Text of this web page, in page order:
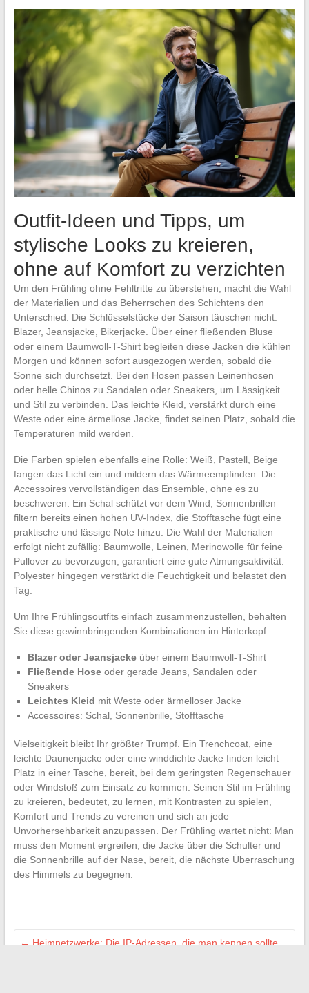
Outfit-Ideen und Tipps, um
stylische Looks zu kreieren,
ohne auf Komfort zu verzichten
Um den Frühling ohne Fehltritte zu überstehen, macht die Wahl
der Materialien und das Beherrschen des Schichtens den
Unterschied. Die Schlüsselstücke der Saison täuschen nicht:
Blazer, Jeansjacke, Bikerjacke. Über einer fließenden Bluse
oder einem Baumwoll-T-Shirt begleiten diese Jacken die kühlen
Morgen und können sofort ausgezogen werden, sobald die
Sonne sich durchsetzt. Bei den Hosen passen Leinenhosen
oder helle Chinos zu Sandalen oder Sneakers, um Lässigkeit
und Stil zu verbinden. Das leichte Kleid, verstärkt durch eine
Weste oder eine ärmellose Jacke, findet seinen Platz, sobald die
Temperaturen mild werden.
Die Farben spielen ebenfalls eine Rolle: Weiß, Pastell, Beige
fangen das Licht ein und mildern das Wärmeempfinden. Die
Accessoires vervollständigen das Ensemble, ohne es zu
beschweren: Ein Schal schützt vor dem Wind, Sonnenbrillen
filtern bereits einen hohen UV-Index, die Stofftasche fügt eine
praktische und lässige Note hinzu. Die Wahl der Materialien
erfolgt nicht zufällig: Baumwolle, Leinen, Merinowolle für feine
Pullover zu bevorzugen, garantiert eine gute Atmungsaktivität.
Polyester hingegen verstärkt die Feuchtigkeit und belastet den
Tag.
Um Ihre Frühlingsoutfits einfach zusammenzustellen, behalten
Sie diese gewinnbringenden Kombinationen im Hinterkopf:
Blazer oder Jeansjackeüber einem Baumwoll-T-Shirt
Fließende Hoseoder gerade Jeans, Sandalen oder
Sneakers
Leichtes Kleid mit Weste oder ärmelloser Jacke
Accessoires: Schal, Sonnenbrille, Stofftasche
Vielseitigkeit bleibt Ihr größter Trumpf. Ein Trenchcoat, eine
leichte Daunenjacke oder eine winddichte Jacke finden leicht
Platz in einer Tasche, bereit, bei dem geringsten Regenschauer
oder Windstoß zum Einsatz zu kommen. Seinen Stil im Frühling
zu kreieren, bedeutet, zu lernen, mit Kontrasten zu spielen,
Komfort und Trends zu vereinen und sich an jede
Unvorhersehbarkeit anzupassen. Der Frühling wartet nicht: Man
muss den Moment ergreifen, die Jacke über die Schulter und
die Sonnenbrille auf der Nase, bereit, die nächste Überraschung
des Himmels zu begegnen.
← Heimnetzwerke: Die IP-Adressen, die man kennen sollte,